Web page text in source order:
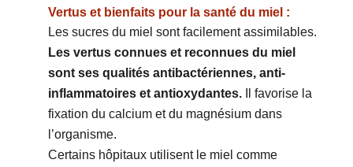
Vertus et bienfaits pour la santé du miel :
Les sucres du miel sont facilement assimilables.
Les vertus connues et reconnues du miel
sont ses qualités antibactériennes, anti-
inflammatoires et antioxydantes.Il favorise la
fixation du calcium et du magnésium dans
l’organisme.
Certains hôpitaux utilisent le miel comme